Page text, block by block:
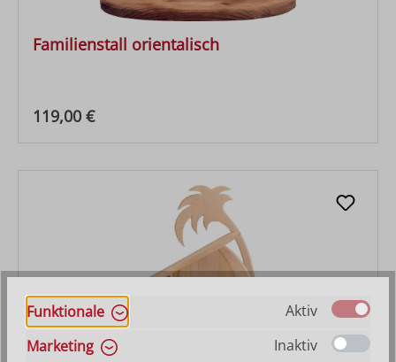
Familienstall orientalisch
Regulärer Preis:
119,00 €
Funktionale
Aktiv
Marketing
Inaktiv